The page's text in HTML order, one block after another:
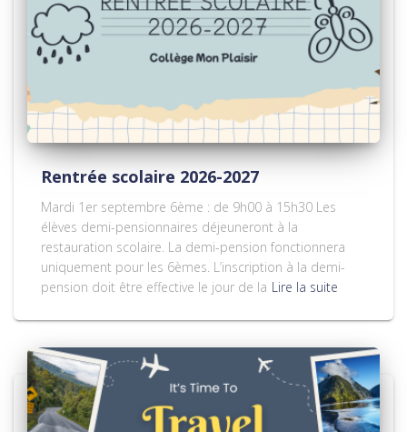
Rentrée scolaire 2026-2027
Mardi 1er septembre 6ème : de 9h00 à 15h30 Les
élèves demi-pensionnaires déjeuneront à la
restauration scolaire. La demi-pension fonctionnera
uniquement pour les 6èmes. L’inscription à la demi-
pension doit être effective le jour de la Lire la suite